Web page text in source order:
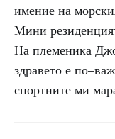
имение на
Мини
На племеника
здравето е
спортните ми